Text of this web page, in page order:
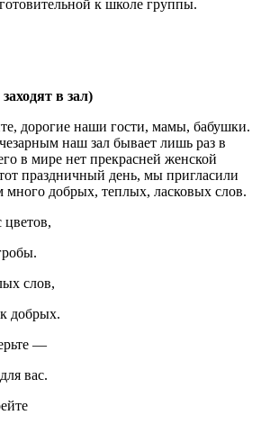
к школе группы.
в зал)
дорогие наши гости, мамы, бабушки.
наш зал бывает лишь раз в
в мире нет прекрасней женской
праздничный день, мы пригласили
много добрых, теплых, ласковых слов.
цветов,
слов,
добрых.
—
вас.